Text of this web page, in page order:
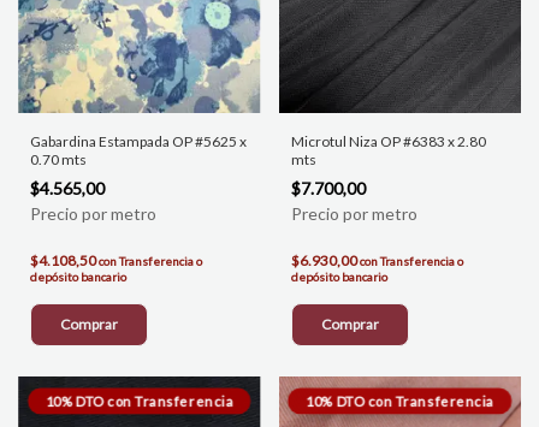
Gabardina Estampada OP #5625 x
0.70 mts
$4.565,00
$4.108,50conTransferencia o
depósito bancario
Comprar
Microtul Niza OP #6383 x 2.80
mts
$7.700,00
$6.930,00conTransferencia o
depósito bancario
Comprar